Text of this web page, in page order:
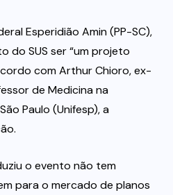
Esperidião Amin (PP-SC),
do SUS ser “um projeto
com Arthur Chioro, ex-
de Medicina na
Paulo (Unifesp), a
o evento não tem
para o mercado de planos